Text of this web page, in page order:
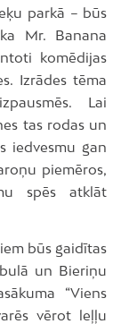
parkā – būs
Mr. Banana
komēdijas
Izrādes tēma
Lai
tas rodas un
iedvesmu gan
piemēros,
spēs atklāt
būs gaidītas
un Bieriņu
“Viens
vērot leļļu